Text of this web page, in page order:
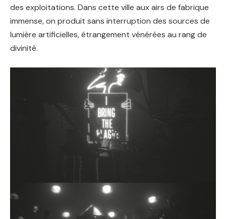
des exploitations. Dans cette ville aux airs de fabrique
immense, on produit sans interruption des sources de
lumière artificielles, étrangement vénérées au rang de
divinité.